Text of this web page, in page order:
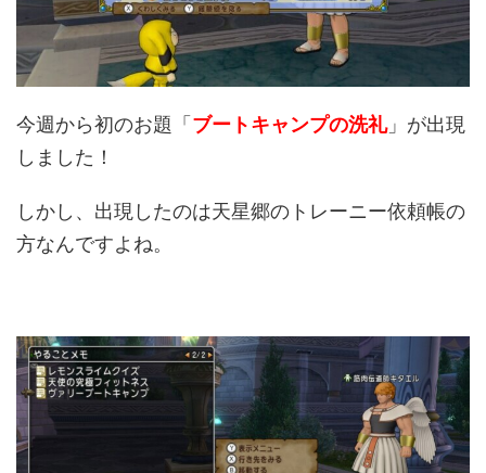
今週から初のお題「ブートキャンプの洗礼」が出現
しました！
しかし、出現したのは天星郷のトレーニー依頼帳の
方なんですよね。